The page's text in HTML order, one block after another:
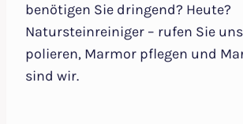
benötigen Sie dringend? Heute?
Natursteinreiniger – rufen Sie
polieren, Marmor pflegen und
sind wir.